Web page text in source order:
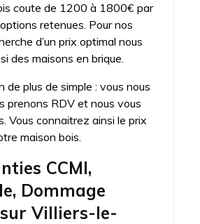
coute de 1200 à 1800€ par
retenues. Pour nos
d’un prix optimal nous
des maisons en brique.
de plus de simple : vous nous
prenons RDV et nous vous
Vous connaitrez ainsi le prix
maison bois.
CCMI,
Dommage
Villiers-le-